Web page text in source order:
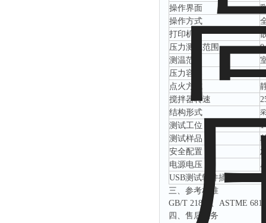
操作界面
操作方式
打印机
压力测试范围
测温范围
压力容器
点火方式
搅拌器转速
结构形式
测试工位
1
测试样品
安全配置
电源电压
USB测试软件插口，读取
三、 参考标准
GB/T 21844
、 ASTME 681
四、 售后服务